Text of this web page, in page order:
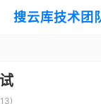
搜云库技术团
)